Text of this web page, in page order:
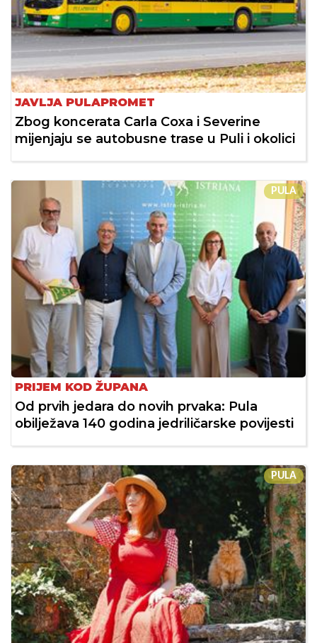
JAVLJA PULAPROMET
Zbog koncerata Carla Coxa i Severine
mijenjaju se autobusne trase u Puli i okolici
PULA
PRIJEM KOD ŽUPANA
Od prvih jedara do novih prvaka: Pula
obilježava 140 godina jedriličarske povijesti
PULA